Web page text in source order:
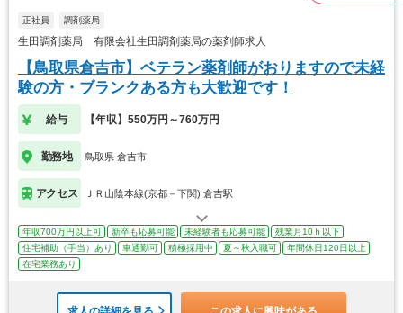
正社員 調剤薬局
生田調剤薬局 有限会社生田調剤薬局の薬剤師求人
【鳥取県倉吉市】ベテラン薬剤師がおりますので未経
験の方・ブランクある方も大歓迎です！
給与 【年収】550万円～760万円
勤務地 鳥取県 倉吉市
アクセス ＪＲ山陰本線(京都－下関) 倉吉駅
年収700万円以上可 新卒も応募可能 未経験者も応募可能
残業月10ｈ以下
住宅補助（手当）あり
車通勤可 積極採用中 夏～秋入職可
年間休日120日以上
在宅業務あり